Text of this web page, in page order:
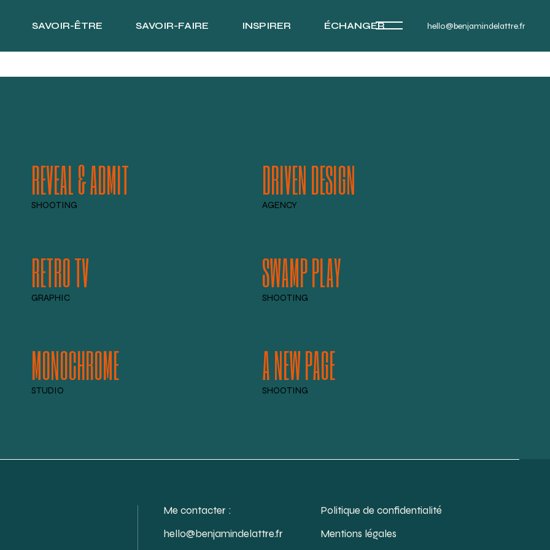
SAVOIR-ÊTRE SAVOIR-FAIRE INSPIRER ÉCHANGER hello@benjamindelattre.fr
REVEAL & ADMIT
SHOOTING
DRIVEN DESIGN
AGENCY
RETRO TV
GRAPHIC
SWAMP PLAY
SHOOTING
MONOCHROME
STUDIO
A NEW PAGE
SHOOTING
Me contacter :
hello@benjamindelattre.fr
Politique de confidentialité
Mentions légales